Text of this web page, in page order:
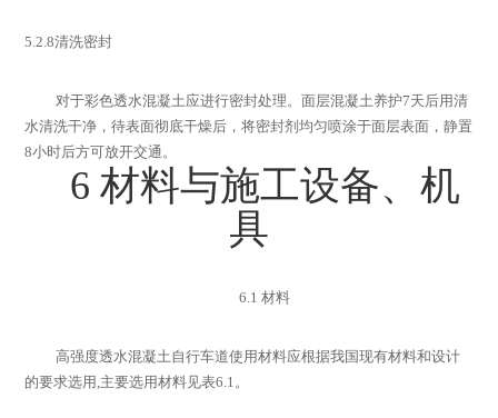
5.2.8清洗密封
对于彩色透水混凝土应进行密封处理。面层混凝土养护7天后用清
水清洗干净，待表面彻底干燥后，将密封剂均匀喷涂于面层表面，静置
8小时后方可放开交通。
6 材料与施工设备、机
具
6.1材料
高强度透水混凝土自行车道使用材料应根据我国现有材料和设计
的要求选用 ,主要选用材料见表6.1。